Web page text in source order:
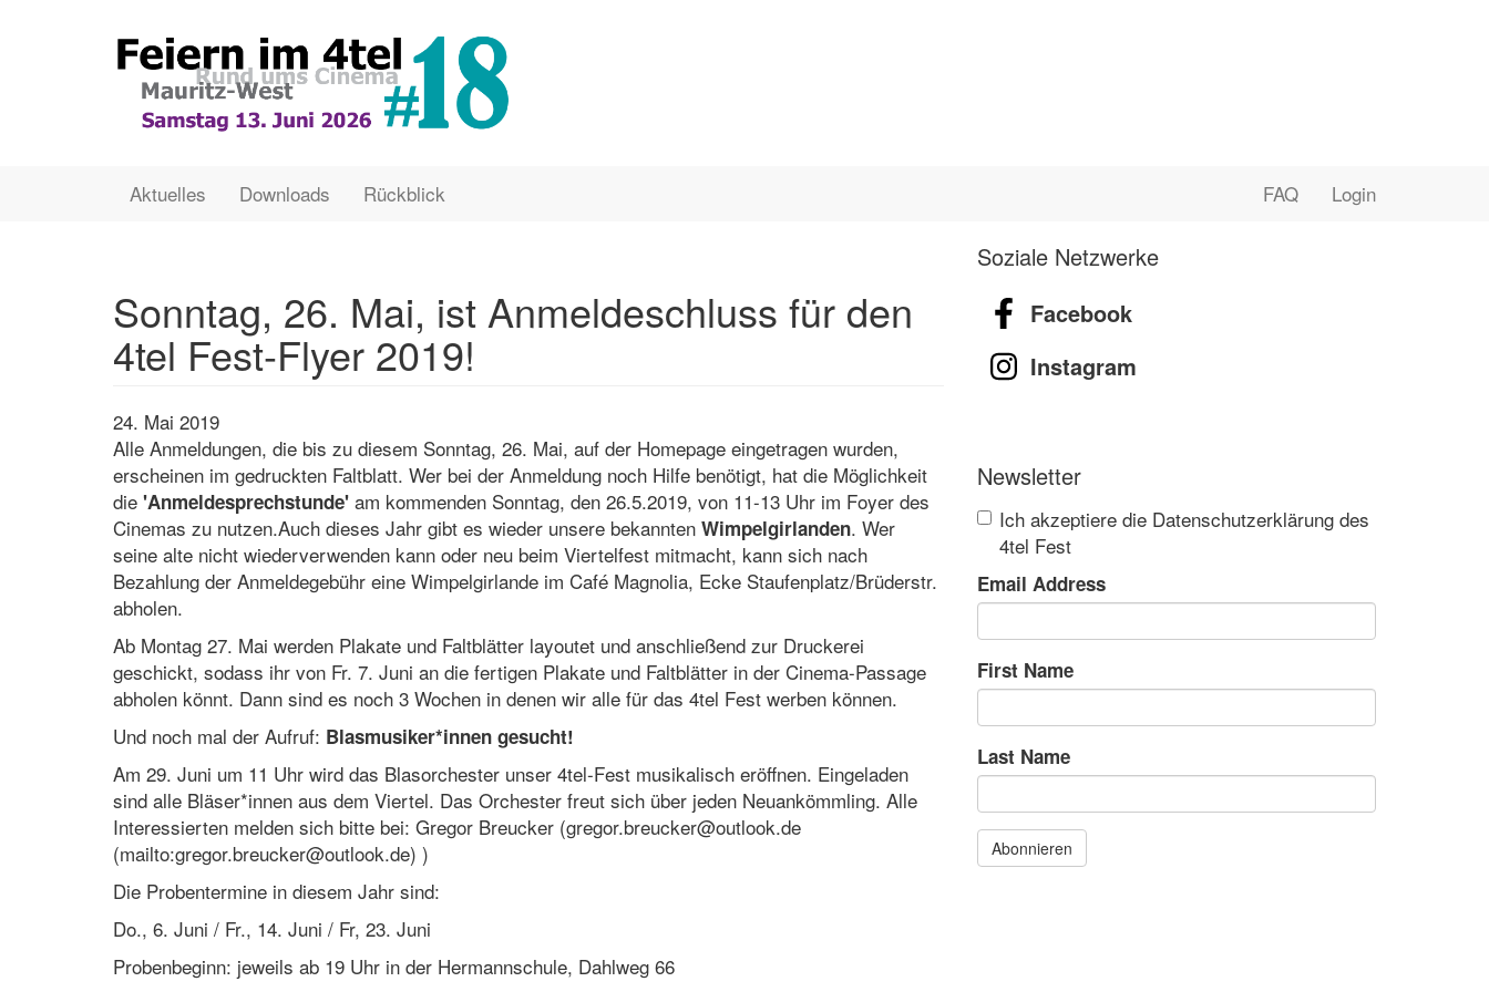
Main
Aktuelles Downloads Rückblick
User FAQ Login
Sonntag, 26. Mai, ist Anmeldeschluss für den
4tel Fest-Flyer 2019!
24. Mai 2019
Alle Anmeldungen, die bis zu diesem Sonntag, 26. Mai, auf der Homepage eingetragen wurden,
erscheinen im gedruckten Faltblatt. Wer bei der Anmeldung noch Hilfe benötigt, hat die Möglichkeit
die 'Anmeldesprechstunde' am kommenden Sonntag, den 26.5.2019, von 11-13 Uhr im Foyer des
Cinemas zu nutzen.Auch dieses Jahr gibt es wieder unsere bekannten Wimpelgirlanden. Wer
seine alte nicht wiederverwenden kann oder neu beim Viertelfest mitmacht, kann sich nach
Bezahlung der Anmeldegebühr eine Wimpelgirlande im Café Magnolia, Ecke Staufenplatz/Brüderstr.
abholen.
Ab Montag 27. Mai werden Plakate und Faltblätter layoutet und anschließend zur Druckerei
geschickt, sodass ihr von Fr. 7. Juni an die fertigen Plakate und Faltblätter in der Cinema-Passage
abholen könnt. Dann sind es noch 3 Wochen in denen wir alle für das 4tel Fest werben können.
Und noch mal der Aufruf: Blasmusiker*innen gesucht!
Am 29. Juni um 11 Uhr wird das Blasorchester unser 4tel-Fest musikalisch eröffnen. Eingeladen
sind alle Bläser*innen aus dem Viertel. Das Orchester freut sich über jeden Neuankömmling. Alle
Interessierten melden sich bitte bei: Gregor Breucker (gregor.breucker@outlook.de
(mailto:gregor.breucker@outlook.de) )
Die Probentermine in diesem Jahr sind:
Do., 6. Juni / Fr., 14. Juni / Fr, 23. Juni
Probenbeginn: jeweils ab 19 Uhr in der Hermannschule, Dahlweg 66
Soziale Netzwerke
Facebook
Instagram
Newsletter
Ich akzeptiere die Datenschutzerklärung des
4tel Fest
Email Address
First Name
Last Name
Abonnieren